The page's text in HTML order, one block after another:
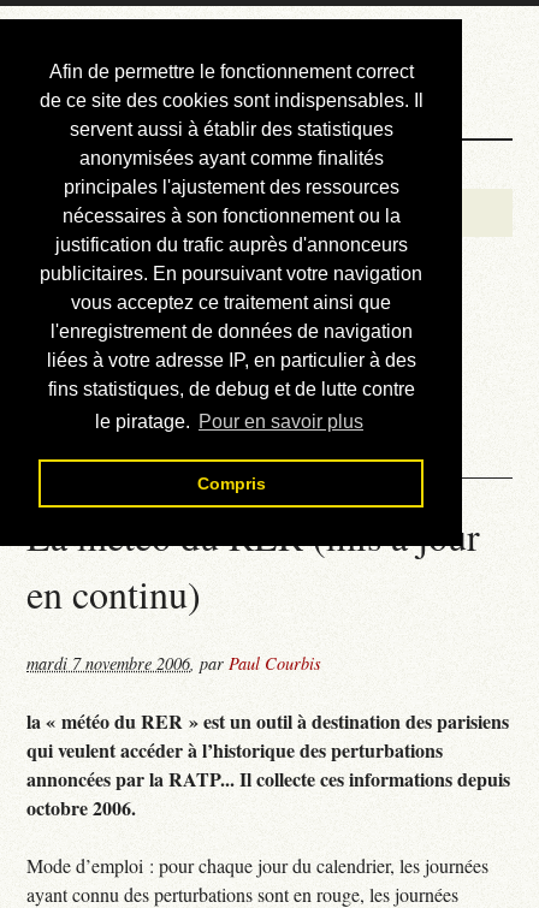
Afin de permettre le fonctionnement correct
de ce site des cookies sont indispensables. Il
servent aussi à établir des statistiques
anonymisées ayant comme finalités
principales l'ajustement des ressources
nécessaires à son fonctionnement ou la
justification du trafic auprès d'annonceurs
publicitaires. En poursuivant votre navigation
vous acceptez ce traitement ainsi que
l'enregistrement de données de navigation
liées à votre adresse IP, en particulier à des
fins statistiques, de debug et de lutte contre
le piratage. Pour en savoir plus
Compris
Courbis, « LE »
Blog Officiel
Bienvenue
Réalisations
Divers (et d’été)
Annonces
Liens externes
Téléchargement
Contact
La météo du RER (mis à jour
en continu)
mardi 7 novembre 2006,parPaul Courbis
la « météo du RER » est un outil à destination des parisiens
qui veulent accéder à l’historique des perturbations
annoncées par la RATP... Il collecte ces informations depuis
octobre 2006.
Mode d’emploi : pour chaque jour du calendrier, les journées
ayant connu des perturbations sont en rouge, les journées